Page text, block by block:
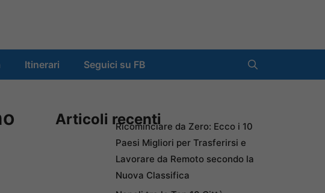
Itinerari Seguici su FB
Articoli recentiRicominciare da Zero: Ecco i 10
Paesi Migliori per Trasferirsi e
Lavorare da Remoto secondo la
Nuova Classifica